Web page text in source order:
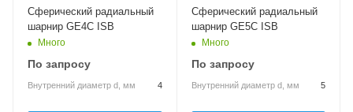
Сферический радиальный
шарнир GE4C ISB
Много
По запросу
Внутренний диаметр d, мм 4
Сферический радиальный
шарнир GE5C ISB
Много
По запросу
Внутренний диаметр d, мм 5